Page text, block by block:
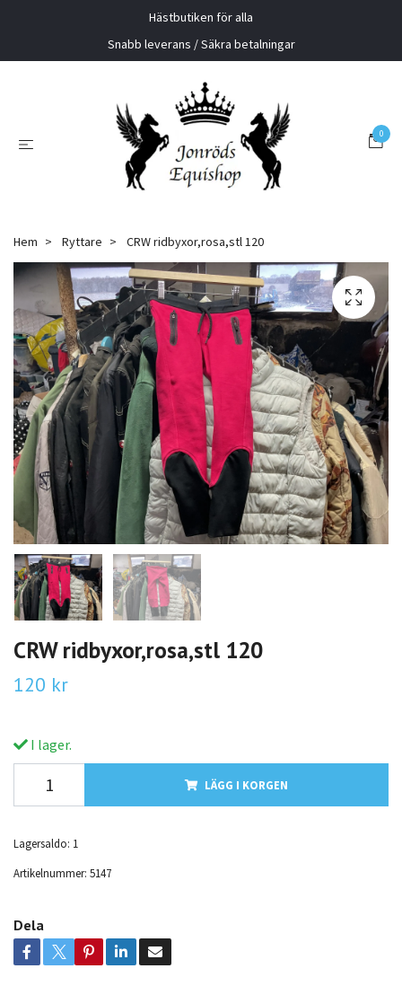
Hästbutiken för alla
Snabb leverans / Säkra betalningar
0
Hem Ryttare CRW ridbyxor,rosa,stl 120
CRW ridbyxor,rosa,stl 120
120 kr
I lager.
LÄGG I KORGEN
Lagersaldo: 1
Artikelnummer: 5147
Dela